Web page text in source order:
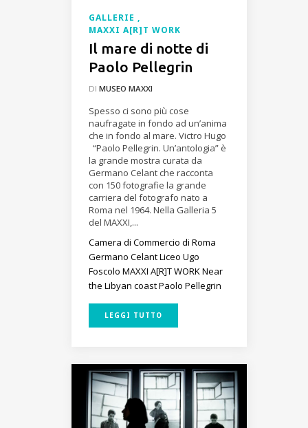
GALLERIE
MAXXI A[R]T WORK
Il mare di notte di
Paolo Pellegrin
DI MUSEO MAXXI
Spesso ci sono più cose
naufragate in fondo ad un’anima
che in fondo al mare. Victro Hugo
“Paolo Pellegrin. Un’antologia” è
la grande mostra curata da
Germano Celant che racconta
con 150 fotografie la grande
carriera del fotografo nato a
Roma nel 1964. Nella Galleria 5
del MAXXI,...
Camera di Commercio di Roma
Germano CelantLiceo Ugo
Foscolo MAXXI A[R]T WORKNear
the Libyan coastPaolo Pellegrin
LEGGI TUTTO